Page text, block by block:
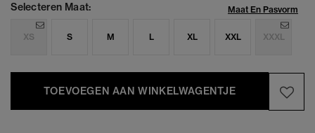
Selecteren Maat: Maat En Pasvorm
XS S M L XL XXL XXXL
TOEVOEGEN AAN WINKELWAGENTJE